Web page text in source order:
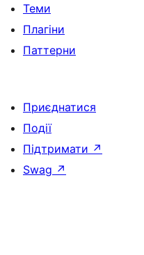
Теми
Плагіни
Паттерни
Приєднатися
Події
Підтримати ↗
Swag ↗